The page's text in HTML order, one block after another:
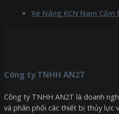
Xe Nâng KCN Nam Cấm
Công ty TNHH AN2T
Công ty TNHH AN2T là doanh
và phân phối các thiết bị thủy lực